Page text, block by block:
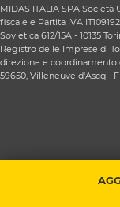
Condizioni Generali di
Contattaci
Responsabilità
Cookie Policy
Cinghia di
Ricarica clima
Sostituzione batteria
Sostituzione
Midas Spagna
Midas Belgio
Midas Portogallo
MIDAS ITALIA SPA
fiscale e Partita IVA
Sovietica 612/15A - 10135
Registro delle Imprese di
direzione e coordinamento
59650, Villeneuve d'Ascq -